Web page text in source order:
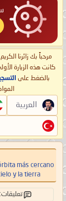
مرحباً بك زائرنا
كانت هذه الزيارة
بالضغط على
العربية
más cercano
y la tierra.
تعليقات: 2